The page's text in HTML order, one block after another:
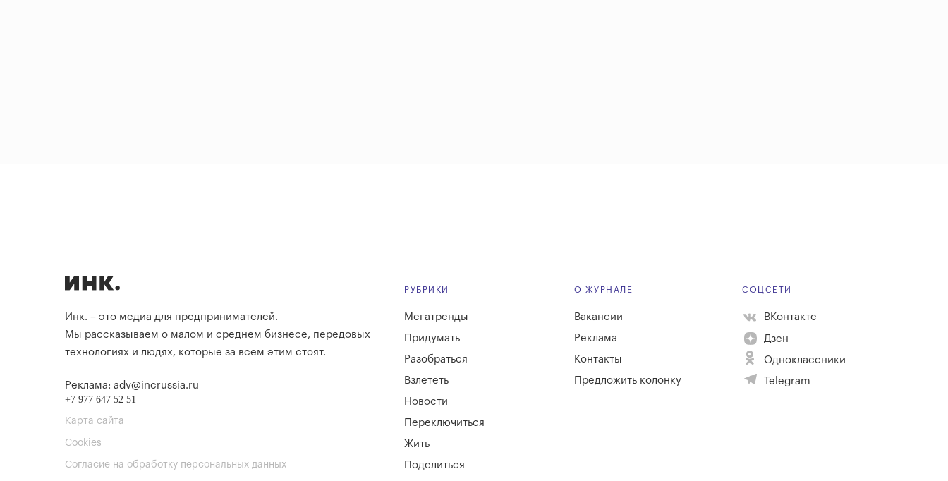
Инк. – это медиа для предпринимателей.
Мы рассказываем о малом и среднем бизнесе, передовых
технологиях и людях, которые за всем этим стоят.
Реклама: adv@incrussia.ru
+7 977 647 52 51
Карта сайта
Cookies
Согласие на обработку персональных данных
РУБРИКИ
Мегатренды
Придумать
Разобраться
Взлететь
Новости
Переключиться
Жить
Поделиться
О ЖУРНАЛЕ
Вакансии
Реклама
Контакты
Предложить колонку
СОЦСЕТИ
ВКонтакте
Дзен
Одноклассники
Telegram